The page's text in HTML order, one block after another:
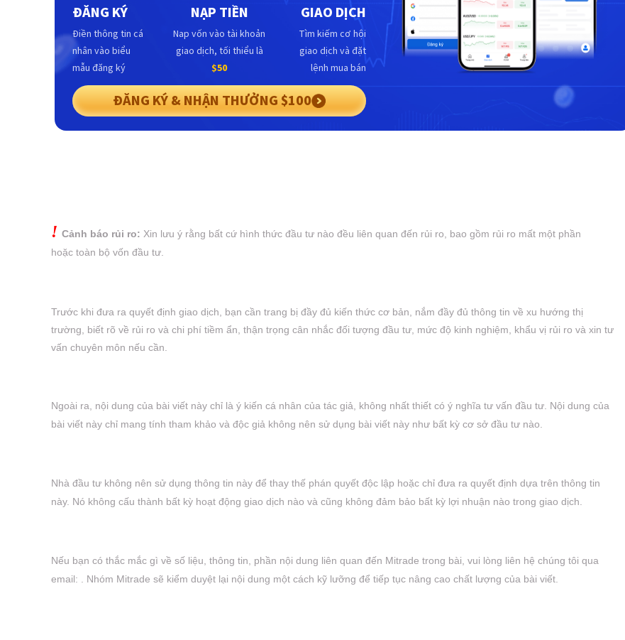
ĐĂNG KÝ
Điền thông tin cá
nhân vào biểu
mẫu đăng ký
NẠP TIỀN
Nap vốn vào tài khoản
giao dịch, tối thiểu là
$50
GIAO DỊCH
Tìm kiếm cơ hội
giao dịch và đặt
lệnh mua bán
ĐĂNG KÝ & NHẬN THƯỞNG $100
! Cảnh báo rủi ro: Xin lưu ý rằng bất cứ hình thức đầu tư nào đều liên quan đến rủi ro, bao gồm rủi ro mất một phần
hoặc toàn bộ vốn đầu tư.
Trước khi đưa ra quyết định giao dịch, bạn cần trang bị đầy đủ kiến thức cơ bản, nắm đầy đủ thông tin về xu hướng thị
trường, biết rõ về rủi ro và chi phí tiềm ẩn, thận trọng cân nhắc đối tượng đầu tư, mức độ kinh nghiệm, khẩu vị rủi ro và xin tư
vấn chuyên môn nếu cần.
Ngoài ra, nội dung của bài viết này chỉ là ý kiến cá nhân của tác giả, không nhất thiết có ý nghĩa tư vấn đầu tư. Nội dung của
bài viết này chỉ mang tính tham khảo và độc giả không nên sử dụng bài viết này như bất kỳ cơ sở đầu tư nào.
Nhà đầu tư không nên sử dụng thông tin này để thay thế phán quyết độc lập hoặc chỉ đưa ra quyết định dựa trên thông tin
này. Nó không cấu thành bất kỳ hoạt động giao dịch nào và cũng không đảm bảo bất kỳ lợi nhuận nào trong giao dịch.
Nếu bạn có thắc mắc gì về số liệu, thông tin, phần nội dung liên quan đến Mitrade trong bài, vui lòng liên hệ chúng tôi qua
email: . Nhóm Mitrade sẽ kiểm duyệt lại nội dung một cách kỹ lưỡng để tiếp tục nâng cao chất lượng của bài viết.